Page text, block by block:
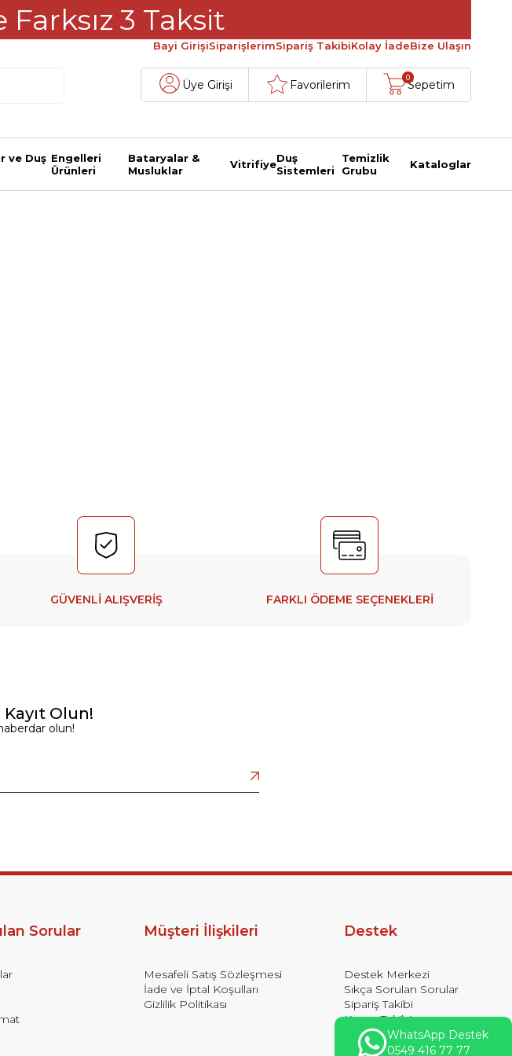
3 Taksit
Bayi GirişiSiparişlerimSipariş TakibiKolay İadeBize Ulaşın
Üye Girişi Favorilerim Sepetim
0
ve Duş Engelleri
Ürünleri
Bataryalar &
Musluklar
VitrifiyeDuş
Sistemleri
Temizlik
Grubu
Kataloglar
GÜVENLİ ALIŞVERİŞ FARKLI ÖDEME SEÇENEKLERİ
Olun!
olun!
Sorular Müşteri İlişkileri
Mesafeli Satış Sözleşmesi
İade ve İptal Koşulları
Gizlilik Politikası
Destek
Destek Merkezi
Sıkça Sorulan Sorular
Sipariş Takibi
Kargo Takibi
Ödeme Bildirim Formu
WhatsApp Destek
0549 416 77 77